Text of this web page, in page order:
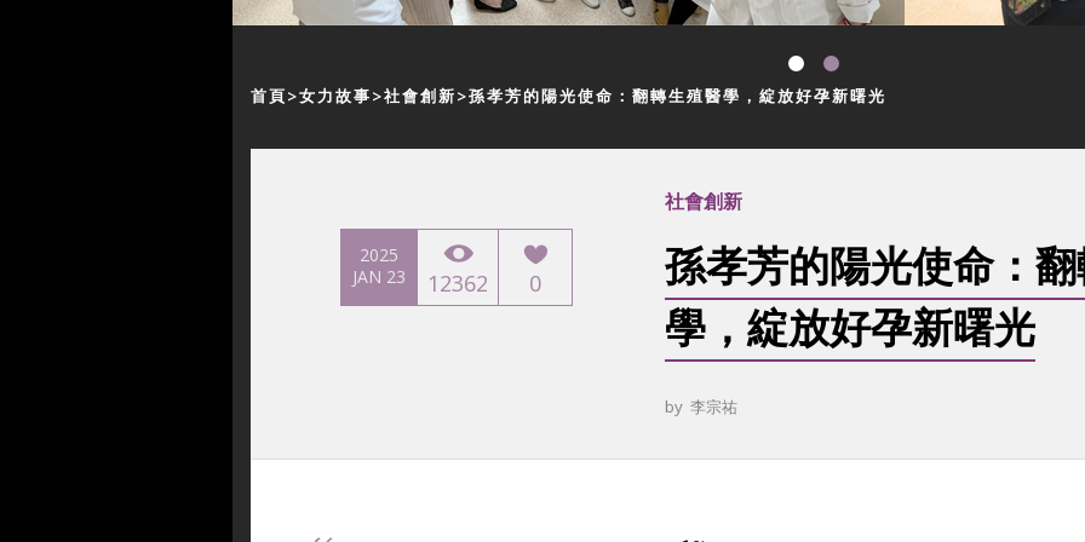
首頁 女力故事 社會創新 孫孝芳的陽光使命：翻轉生殖醫學，綻放好孕新曙光
2025
JAN 23
12362 0
社會創新
孫孝芳的陽光使命：
學，綻放好孕新曙光
by 李宗祐